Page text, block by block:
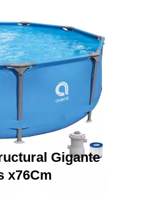
favoritos
Gigante
x76Cm